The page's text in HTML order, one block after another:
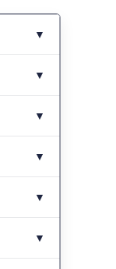
▼
▼
▼
▼
▼
▼